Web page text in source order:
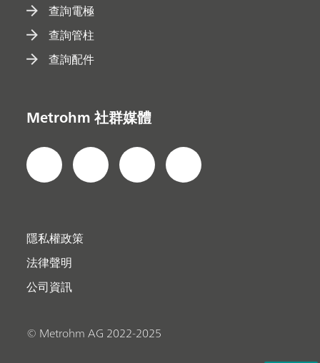
查詢電極
查詢管柱
查詢配件
Metrohm 社群媒體
隱私權政策
法律聲明
公司資訊
© Metrohm AG 2022-2025